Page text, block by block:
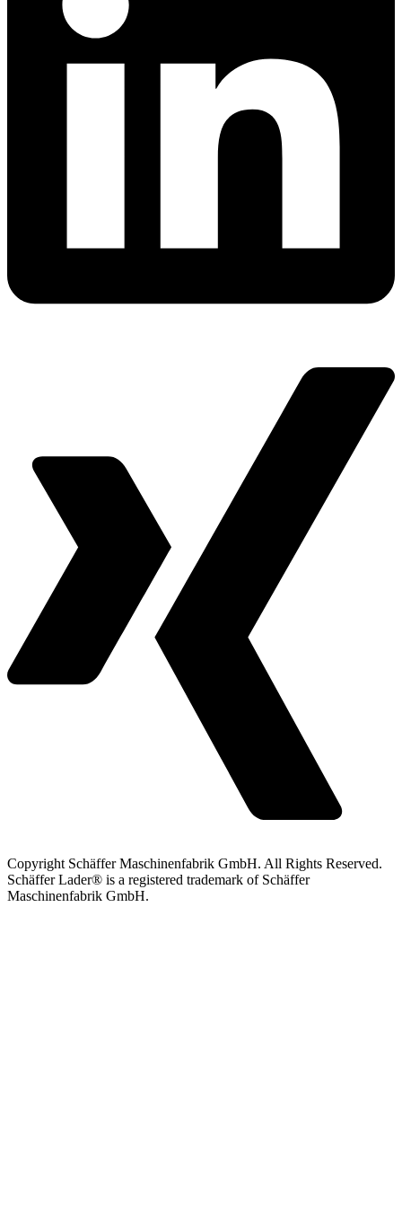
Copyright Schäffer Maschinenfabrik GmbH. All Rights Reserved.
Schäffer Lader® is a registered trademark of Schäffer
Maschinenfabrik GmbH.